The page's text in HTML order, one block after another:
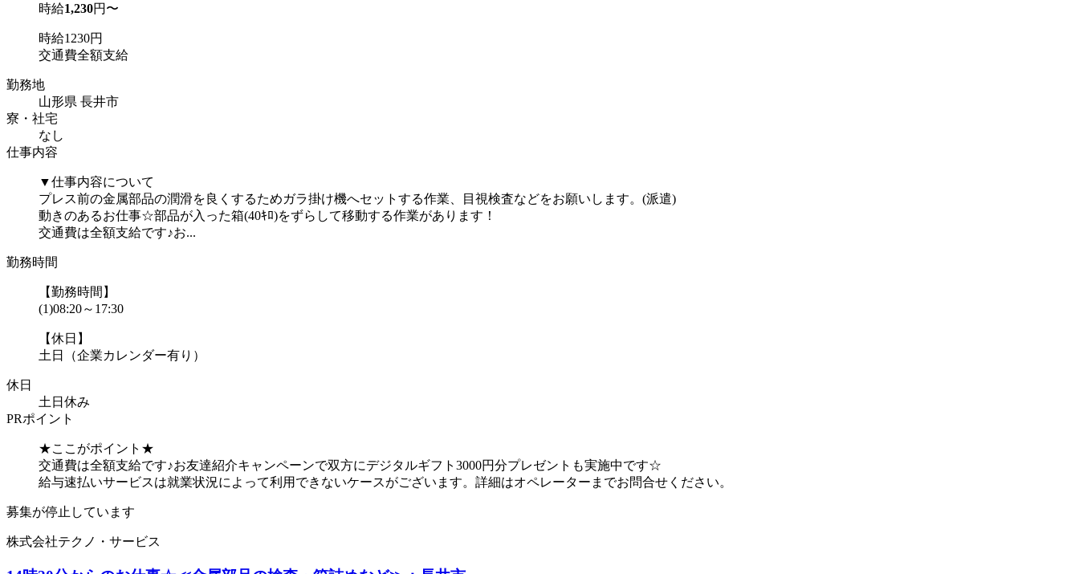
時給1,230円〜
時給1230円
交通費全額支給
勤務地
山形県 長井市
寮・社宅
なし
仕事内容
▼仕事内容について
プレス前の金属部品の潤滑を良くするためガラ掛け機へセットする作業、目視検査などをお願いします。(派遣)
動きのあるお仕事☆部品が入った箱(40ｷﾛ)をずらして移動する作業があります！
交通費は全額支給です♪お...
勤務時間
【勤務時間】
(1)08:20～17:30
【休日】
土日（企業カレンダー有り）
休日
土日休み
PRポイント
★ここがポイント★
交通費は全額支給です♪お友達紹介キャンペーンで双方にデジタルギフト3000円分プレゼントも実施中です☆
給与速払いサービスは就業状況によって利用できないケースがございます。詳細はオペレーターまでお問合せください。
募集が停止しています
株式会社テクノ・サービス